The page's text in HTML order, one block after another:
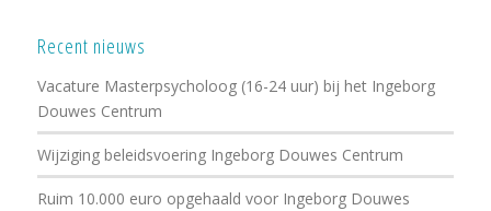
Recent nieuws
Vacature Masterpsycholoog (16-24 uur) bij het Ingeborg
Douwes Centrum
Wijziging beleidsvoering Ingeborg Douwes Centrum
Ruim 10.000 euro opgehaald voor Ingeborg Douwes